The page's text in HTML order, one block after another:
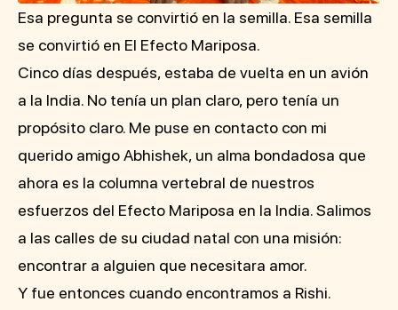
Esa pregunta se convirtió en la semilla. Esa semilla
se convirtió en El Efecto Mariposa.
Cinco días después, estaba de vuelta en un avión
a la India. No tenía un plan claro, pero tenía un
propósito claro. Me puse en contacto con mi
querido amigo Abhishek, un alma bondadosa que
ahora es la columna vertebral de nuestros
esfuerzos del Efecto Mariposa en la India. Salimos
a las calles de su ciudad natal con una misión:
encontrar a alguien que necesitara amor.
Y fue entonces cuando encontramos a Rishi.